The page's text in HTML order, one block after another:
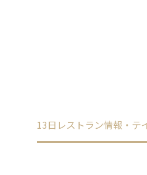
13日レストラン情報・テ